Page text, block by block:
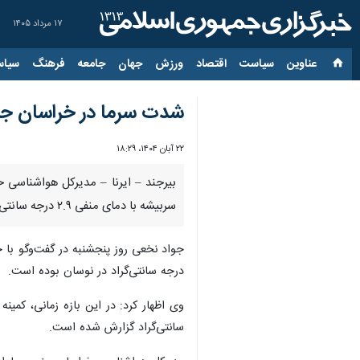
۱۷ مرداد ۱۴۰۵
عناوین‌ سیاست اقتصاد ورزش جهان جامعه فرهنگ
شدت سرما در خراسان
۲۲ آبان ۱۴۰۴، ۱۸:۲۹